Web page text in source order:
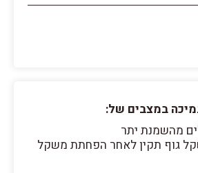
במצבים של:
מהשמנת יתר
גוף תקין לאחר הפחתת משקל